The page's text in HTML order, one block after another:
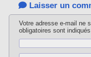
Laisser un
Votre adresse e-mail ne
obligatoires sont